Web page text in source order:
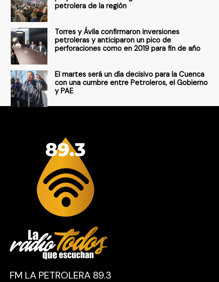
petrolera de la región
Torres y Ávila confirmaron inversiones
petroleras y anticiparon un pico de
perforaciones como en 2019 para fin de año
El martes será un día decisivo para la Cuenca
con una cumbre entre Petroleros, el Gobierno
y PAE
FM LA PETROLERA 89.3